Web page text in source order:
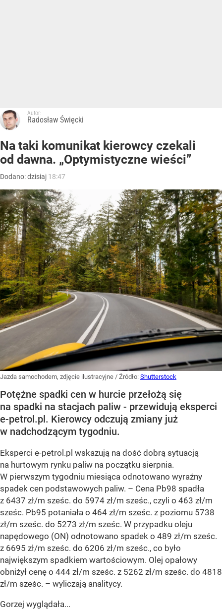
Autor:
Radosław Święcki
Na taki komunikat kierowcy czekali
od dawna. „Optymistyczne wieści”
Dodano:dzisiaj 18:47
Jazda samochodem, zdjęcie ilustracyjne / Źródło: Shutterstock
Potężne spadki cen w hurcie przełożą się
na spadki na stacjach paliw - przewidują eksperci
e-petrol.pl. Kierowcy odczują zmiany już
w nadchodzącym tygodniu.
Eksperci e-petrol.pl wskazują na dość dobrą sytuacją
na hurtowym rynku paliw na początku sierpnia.
W pierwszym tygodniu miesiąca odnotowano wyraźny
spadek cen podstawowych paliw. – Cena Pb98 spadła
z 6437 zł/m sześc. do 5974 zł/m sześc., czyli o 463 zł/m
sześc. Pb95 potaniała o 464 zł/m sześc. z poziomu 5738
zł/m sześc. do 5273 zł/m sześc. W przypadku oleju
napędowego (ON) odnotowano spadek o 489 zł/m sześc.
z 6695 zł/m sześc. do 6206 zł/m sześc., co było
największym spadkiem wartościowym. Olej opałowy
obniżył cenę o 444 zł/m sześc. z 5262 zł/m sześc. do 4818
zł/m sześc. – wyliczają analitycy.
Gorzej wyglądała...